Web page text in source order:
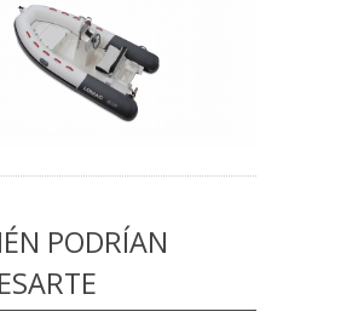
PODRÍAN